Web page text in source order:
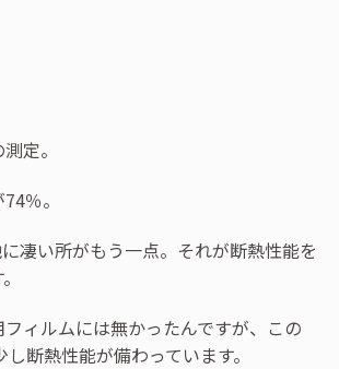
定。
％。
凄い所がもう一点。それが断熱性能を
ィルムには無かったんですが、この
し断熱性能が備わっています。